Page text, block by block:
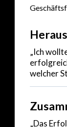
„Ich
welcher
„Das